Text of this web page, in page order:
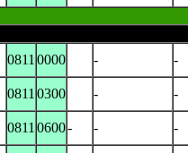
0811 0000 - -
0811 0300 - -
0811 0600- - -